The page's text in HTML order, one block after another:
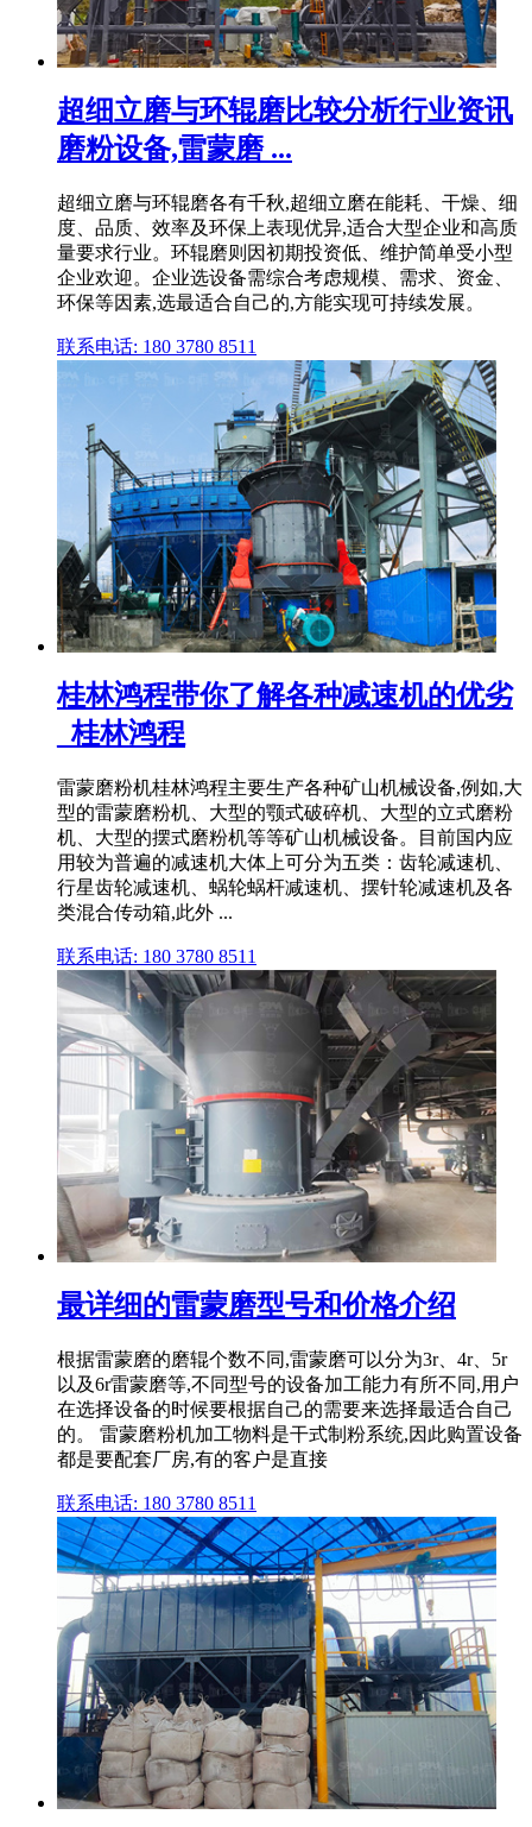
超细立磨与环辊磨比较分析行业资讯
磨粉设备,雷蒙磨 ...
超细立磨与环辊磨各有千秋,超细立磨在能耗、干燥、细
度、品质、效率及环保上表现优异,适合大型企业和高质
量要求行业。环辊磨则因初期投资低、维护简单受小型
企业欢迎。企业选设备需综合考虑规模、需求、资金、
环保等因素,选最适合自己的,方能实现可持续发展。
联系电话: 180 3780 8511
桂林鸿程带你了解各种减速机的优劣
_桂林鸿程
雷蒙磨粉机桂林鸿程主要生产各种矿山机械设备,例如,大
型的雷蒙磨粉机、大型的颚式破碎机、大型的立式磨粉
机、大型的摆式磨粉机等等矿山机械设备。目前国内应
用较为普遍的减速机大体上可分为五类：齿轮减速机、
行星齿轮减速机、蜗轮蜗杆减速机、摆针轮减速机及各
类混合传动箱,此外 ...
联系电话: 180 3780 8511
最详细的雷蒙磨型号和价格介绍
根据雷蒙磨的磨辊个数不同,雷蒙磨可以分为3r、4r、5r
以及6r雷蒙磨等,不同型号的设备加工能力有所不同,用户
在选择设备的时候要根据自己的需要来选择最适合自己
的。 雷蒙磨粉机加工物料是干式制粉系统,因此购置设备
都是要配套厂房,有的客户是直接
联系电话: 180 3780 8511